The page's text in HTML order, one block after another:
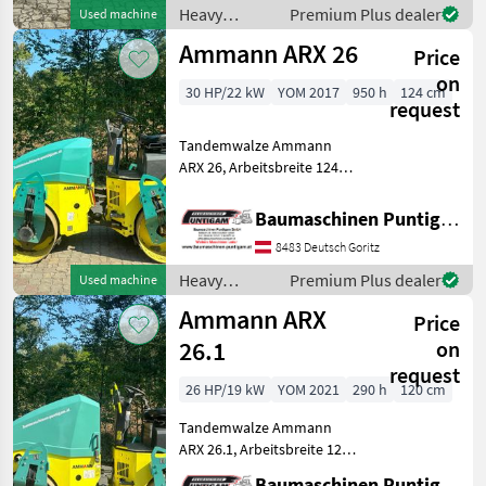
Used machine
Sie unsere
Baumaschinenangebote
auc
Heavy
equipment/
construction
Ammann
Premium Plus dealer
Used machine
Ammann ARX 26
Price
on
request
30 HP/22 kW YOM 2017 950 h 124 cm
Tandemwalze Ammann
ARX 26, Arbeitsbreite 124
Baumaschinen Puntigam
GmbH Unser Spezialgebiet:
Ankauf - Verkauf -
Vermietung von Baumaschi
Baumaschinen Puntigam GmbH
8483 Deutsch Goritz
Heavy
equipment/
construction
machines /
Ammann
Premium Plus dealer
Ammann ARX
26.1
Price
on
request
26 HP/19 kW YOM 2021 290 h
120 cm
Tandemwalze Ammann
ARX 26.1, Arbeitsbreite 120